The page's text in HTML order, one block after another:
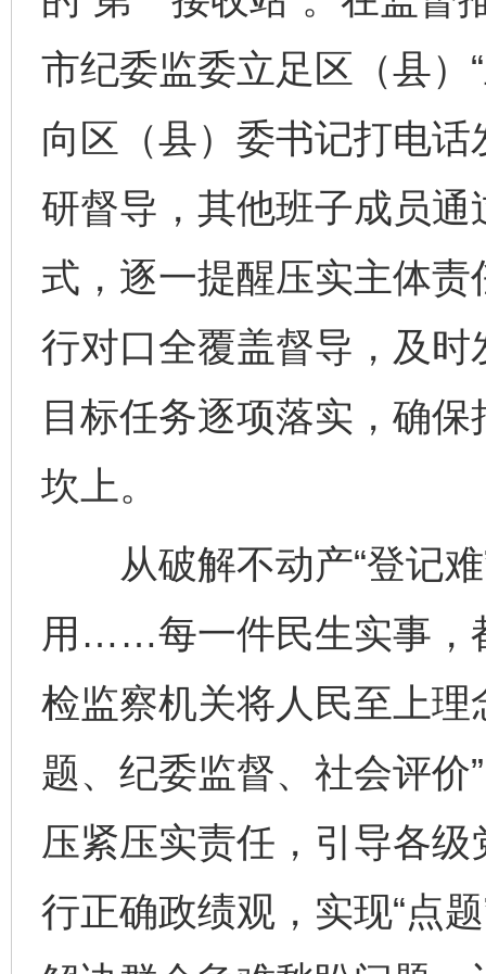
市纪委监委立足区（县）
向区（县）委书记打电
研督导，其他班子成员
式，逐一提醒压实主体
行对口全覆盖督导，及
目标任务逐项落实，确
坎上。
从破解不动产“登记难
用……每一件民生实事，
检监察机关将人民至上理
题、纪委监督、社会评价
压紧压实责任，引导各
行正确政绩观，实现“点